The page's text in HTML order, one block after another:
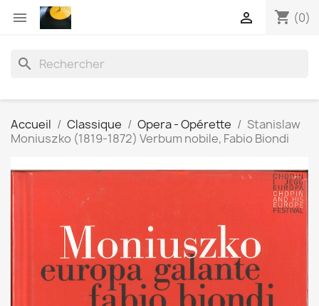
 shopping_cart (0)

search
Accueil Classique Opera - Opérette
Stanislaw
Moniuszko (1819-1872) Verbum nobile, Fabio Biondi